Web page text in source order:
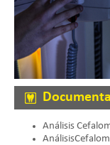
Análisis